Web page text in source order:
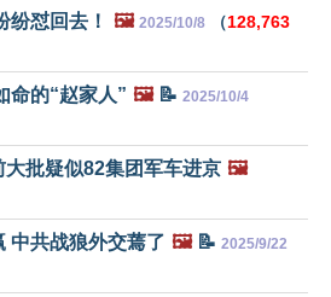
纷怼回去！ 🖼️ 2025/10/8 （128,763
命的“赵家人” 🖼️📝 2025/10/4
批疑似82集团军车进京 🖼️
中共战狼外交蔫了 🖼️📝 2025/9/22